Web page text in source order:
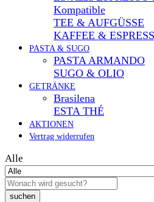
Kompatible
TEE & AUFGÜSSE
KAFFEE &
PASTA & SUGO
PASTA ARMANDO
SUGO & OLIO
GETRÄNKE
Brasilena
ESTA THÉ
AKTIONEN
Vertrag widerrufen
Alle
suchen